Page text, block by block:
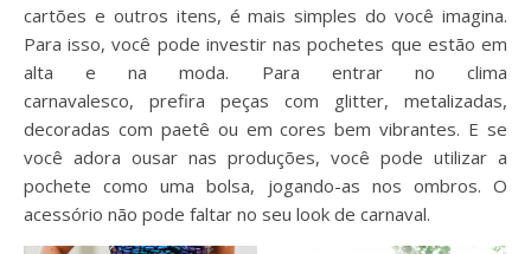
cartões e outros itens, é mais simples do você imagina.
Para isso, você pode investir nas pochetes que estão em
alta e na moda. Para entrar no clima
carnavalesco, prefira peças com glitter, metalizadas,
decoradas com paetê ou em cores bem vibrantes. E se
você adora ousar nas produções, você pode utilizar a
pochete como uma bolsa, jogando-as nos ombros. O
acessório não pode faltar no seu look de carnaval.